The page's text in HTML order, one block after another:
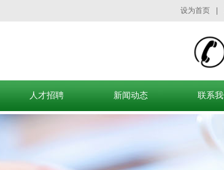
设为首页
人才招聘 新闻动态 联系我